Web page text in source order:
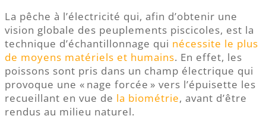
La pêche à l’électricité qui, afin d’obtenir une
vision globale des peuplements piscicoles, est la
technique d’échantillonnage qui nécessite le plus
de moyens matériels et humains. En effet, les
poissons sont pris dans un champ électrique qui
provoque une « nage forcée » vers l’épuisette les
recueillant en vue de la biométrie, avant d’être
rendus au milieu naturel.